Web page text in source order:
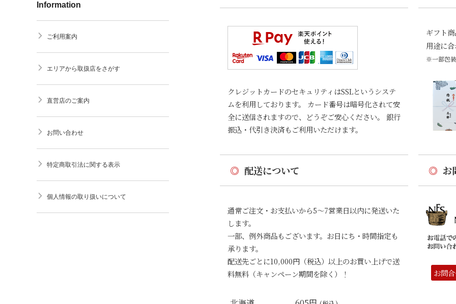
クレジットカードのセキュリティはSSLというシステ
ムを利用しております。 カード番号は暗号化されて安
全に送信されますので、どうぞご安心ください。 銀行
振込・代引き決済もご利用いただけます。
◎ 配送について
通常ご注文・お支払いから5〜7営業日以内に発送いた
します。
一部、例外商品もございます。お日にち・時間指定も
承ります。
配送先ごとに10,000円（税込）以上のお買い上げで送
料無料（キャンペーン期間を除く）！
ギフト
用途に
※一部包装
◎ お
お問
Information
ご利用案内
エリアから取扱店をさがす
直営店のご案内
お問い合わせ
特定商取引法に関する表示
個人情報の取り扱いについて